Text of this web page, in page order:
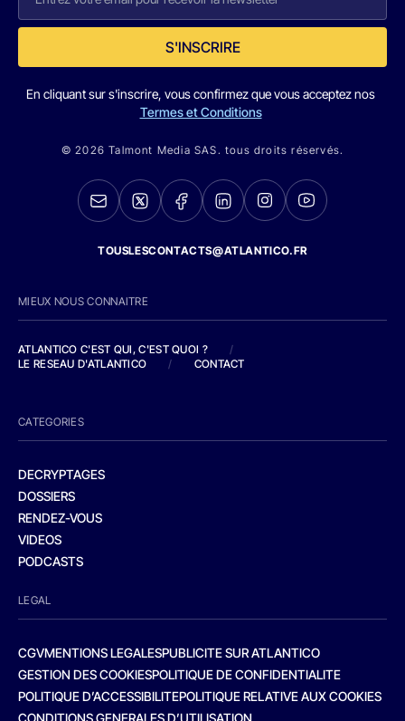
S'INSCRIRE
En cliquant sur s'inscrire, vous confirmez que vous acceptez nos
Termes et Conditions
© 2026 Talmont Media SAS. tous droits réservés.
TOUSLESCONTACTS@ATLANTICO.FR
MIEUX NOUS CONNAITRE
ATLANTICO C'EST QUI, C'EST QUOI ?
/
LE RESEAU D'ATLANTICO
/ CONTACT
CATEGORIES
DECRYPTAGES
DOSSIERS
RENDEZ-VOUS
VIDEOS
PODCASTS
LEGAL
CGVMENTIONS LEGALESPUBLICITE SUR ATLANTICO
GESTION DES COOKIESPOLITIQUE DE CONFIDENTIALITE
POLITIQUE D’ACCESSIBILITEPOLITIQUE RELATIVE AUX COOKIES
CONDITIONS GENERALES D’UTILISATION